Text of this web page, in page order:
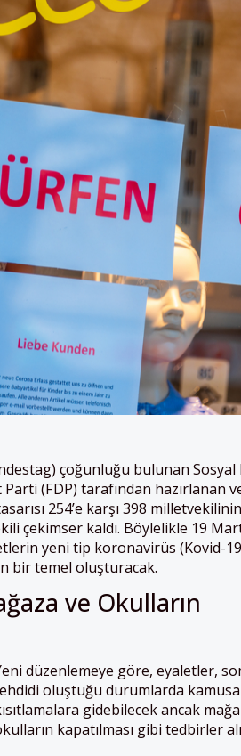
çoğunluğu bulunan
(FDP) tarafından hazırlanan
254’e karşı 398
çekimser kaldı. Böylelikle 19
yeni tip koronavirüs (Kovid-
bir temel oluşturacak.
ve Okulların
düzenlemeye göre, eyaletler,
oluştuğu durumlarda
gidebilecek ancak
kapatılması gibi tedbirler